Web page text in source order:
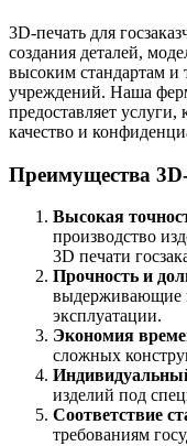
3D-печать для
создания деталей,
высоким стандартам и
учреждений. Наша
предоставляет
качество и
Преимущества
Высокая
производство
3D печати
Прочность и
выдерживающие
эксплуатации.
Экономия
сложных
изделий под
Соответствие
требованиям